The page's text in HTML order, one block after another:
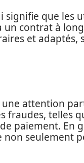
signifie que les
contrat à
et adaptés,
attention
fraudes, telles
paiement. En
non seulement